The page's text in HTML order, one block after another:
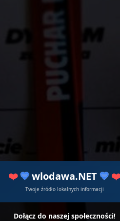
❤️ 💙wlodawa.NET 💙 ❤️
Twoje źródło lokalnych informacji
Dołącz do naszej społeczności!